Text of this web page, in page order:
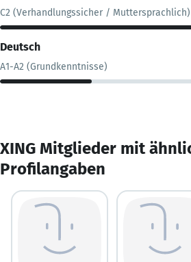
C2 (Verhandlungssicher / Muttersprachlich)
Deutsch
A1-A2 (Grundkenntnisse)
XING Mitglieder mit
Profilangaben